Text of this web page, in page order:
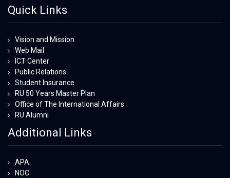
Quick Links
Vision and Mission
Web Mail
ICT Center
Public Relations
Student Insurance
RU 50 Years Master Plan
Office of The International Affairs
RU Alumni
Additional Links
APA
NOC